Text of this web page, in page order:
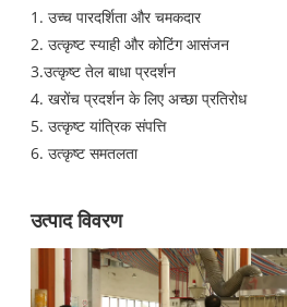
1. उच्च पारदर्शिता और चमकदार
2. उत्कृष्ट स्याही और कोटिंग आसंजन
3.उत्कृष्ट तेल बाधा प्रदर्शन
4. खरोंच प्रदर्शन के लिए अच्छा प्रतिरोध
5. उत्कृष्ट यांत्रिक संपत्ति
6. उत्कृष्ट समतलता
उत्पाद विवरण